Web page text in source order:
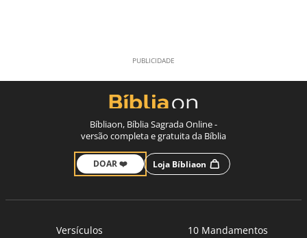
Bíbliaon, Bíblia Sagrada Online -
versão completa e gratuita da Bíblia
DOAR ❤️ Loja Bíbliaon
Versículos
10 Mandamentos